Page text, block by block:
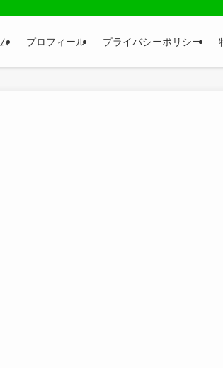
プロフィール プライバシーポリシー